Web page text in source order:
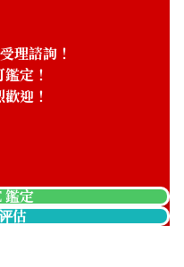
理諮詢！
定！
迎！
鑑定
估